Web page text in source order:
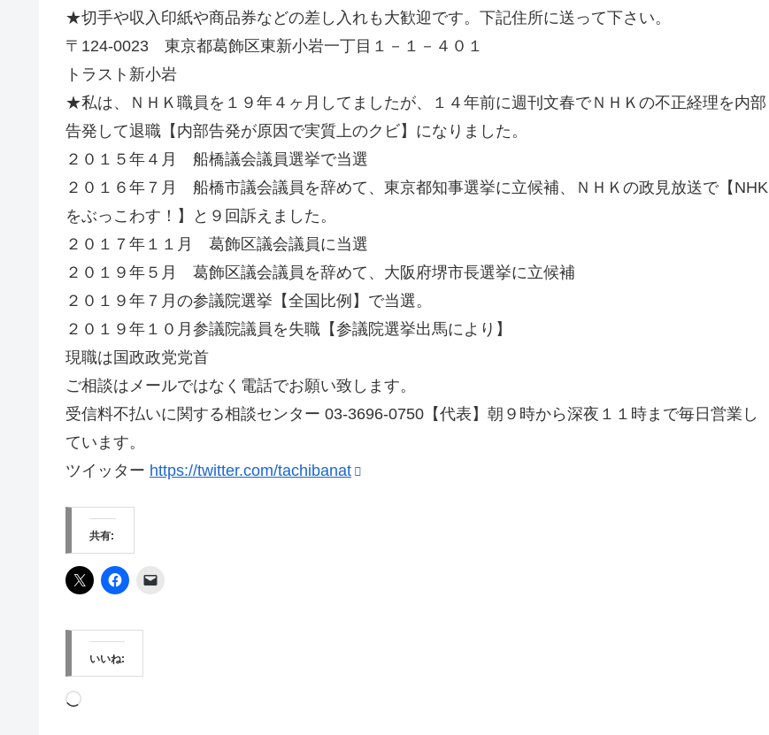
★切手や収入印紙や商品券などの差し入れも大歓迎です。下記住所に送って下さい。
〒124-0023 東京都葛飾区東新小岩一丁目１－１－４０１
トラスト新小岩
★私は、ＮＨＫ職員を１９年４ヶ月してましたが、１４年前に週刊文春でＮＨＫの不正経理を内部
告発して退職【内部告発が原因で実質上のクビ】になりました。
２０１５年４月 船橋議会議員選挙で当選
２０１６年７月 船橋市議会議員を辞めて、東京都知事選挙に立候補、ＮＨＫの政見放送で【NHK
をぶっこわす！】と９回訴えました。
２０１７年１１月 葛飾区議会議員に当選
２０１９年５月 葛飾区議会議員を辞めて、大阪府堺市長選挙に立候補
２０１９年７月の参議院選挙【全国比例】で当選。
２０１９年１０月参議院議員を失職【参議院選挙出馬により】
現職は国政政党党首
ご相談はメールではなく電話でお願い致します。
受信料不払いに関する相談センター 03-3696-0750【代表】朝９時から深夜１１時まで毎日営業し
ています。
ツイッター https://twitter.com/tachibanat
共有:
いいね:
読